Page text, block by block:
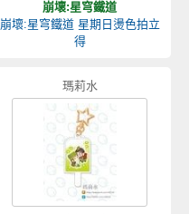
崩壞:星穹鐵道
崩壞:星穹鐵道 星期日燙色拍立
得
瑪莉水